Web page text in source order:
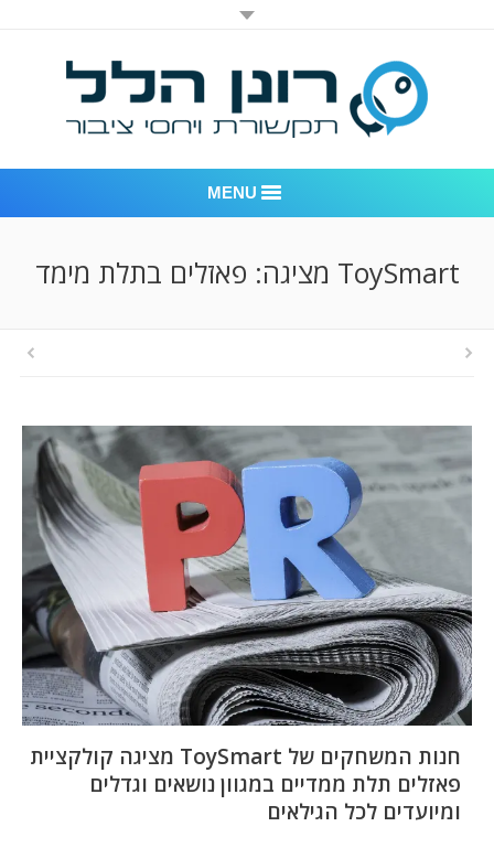
MENU
חדר חדשות
המלצות
ניהול מוניטין
צור קשר
ToySmart מציגה: פאזלים בתלת מימד
חנות המשחקים של ToySmart מציגה קולקציית
פאזלים תלת ממדיים במגוון נושאים וגדלים
ומיועדים לכל הגילאים